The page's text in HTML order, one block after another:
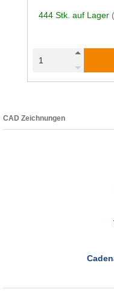
444 Stk. auf Lager
CAD Zeichnungen